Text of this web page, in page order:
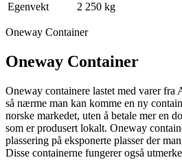
Egenvekt 2 250 kg
Oneway Container
Oneway Container
Oneway containere lastet med varer fra
så nærme man kan komme en ny
norske markedet, uten å betale mer en
som er produsert lokalt. Oneway
plassering på eksponerte plasser der
Disse containerne fungerer også